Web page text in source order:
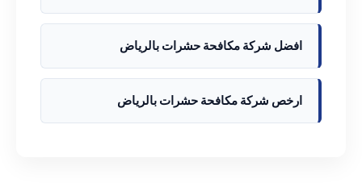
افضل شركة مكافحة حشرات بالرياض
ارخص شركة مكافحة حشرات بالرياض